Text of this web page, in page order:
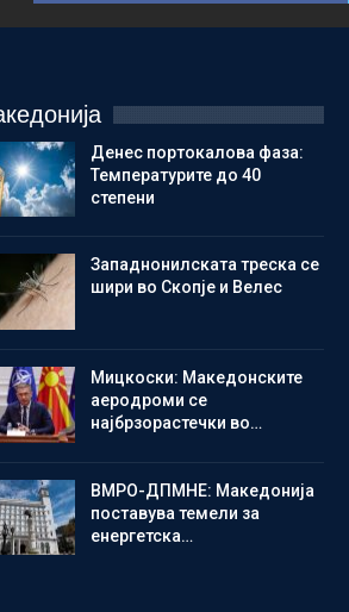
Денес портокалова фаза:
Температурите до 40
степени
Западнонилската треска се
шири во Скопје и Велес
Мицкоски: Македонските
аеродроми се
најбрзорастечки во…
ВМРО-ДПМНЕ: Македонија
поставува темели за
енергетска…